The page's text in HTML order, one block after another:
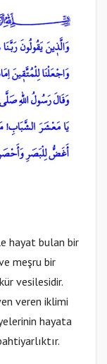
hayat bulan bir
meşru bir
vesilesidir.
veren iklimi
hayata